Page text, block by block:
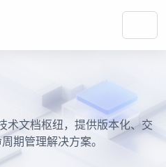
术文档枢纽，提供版本化、交
期管理解决方案。